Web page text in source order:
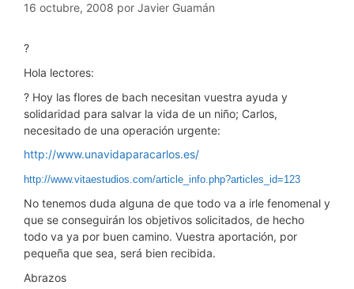
16 octubre, 2008 por Javier Guamán
?
Hola lectores:
? Hoy las flores de bach necesitan vuestra ayuda y
solidaridad para salvar la vida de un niño; Carlos,
necesitado de una operación urgente:
http://www.unavidaparacarlos.es/
http://www.vitaestudios.com/article_info.php?articles_id=123
No tenemos duda alguna de que todo va a irle fenomenal y
que se conseguirán los objetivos solicitados, de hecho
todo va ya por buen camino. Vuestra aportación, por
pequeña que sea, será bien recibida.
Abrazos